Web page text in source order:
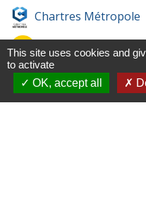
Chartres Métropole
Conseil
Préfecture d'Eure-
Filibus
This site uses cookies and
to activate
OK, accept all